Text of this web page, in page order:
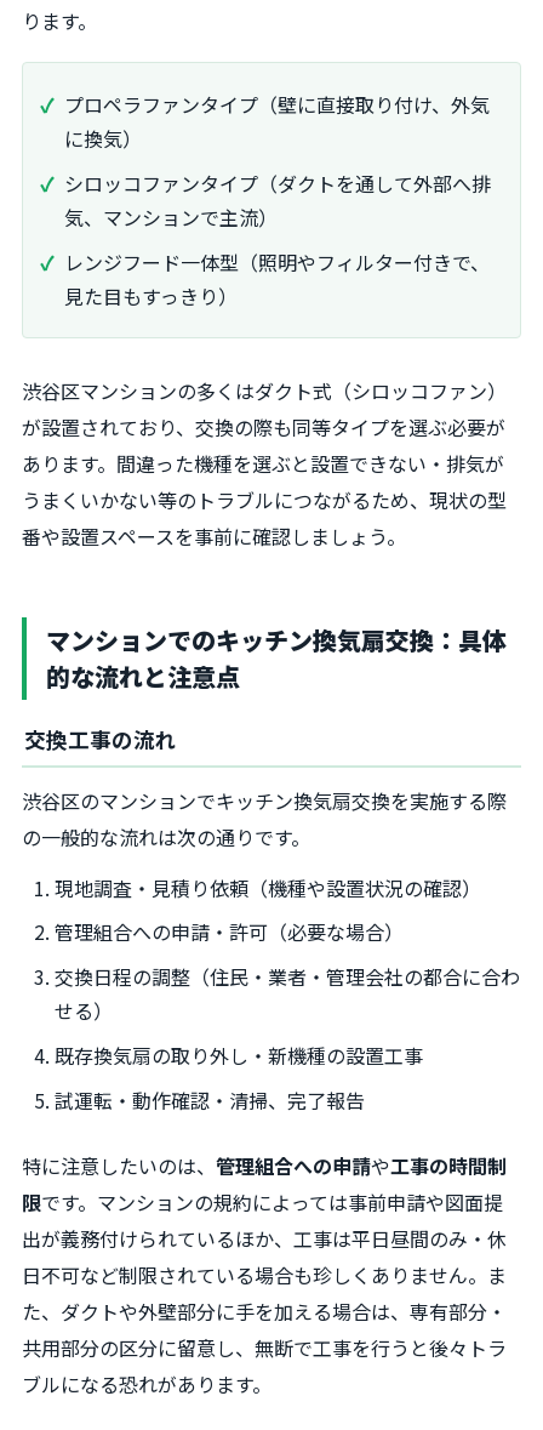
ります。
プロペラファンタイプ（壁に直接取り付け、外気
に換気）
シロッコファンタイプ（ダクトを通して外部へ排
気、マンションで主流）
レンジフード一体型（照明やフィルター付きで、
見た目もすっきり）
渋谷区マンションの多くはダクト式（シロッコファン）
が設置されており、交換の際も同等タイプを選ぶ必要が
あります。間違った機種を選ぶと設置できない・排気が
うまくいかない等のトラブルにつながるため、現状の型
番や設置スペースを事前に確認しましょう。
マンションでのキッチン換気扇交換：具体
的な流れと注意点
交換工事の流れ
渋谷区のマンションでキッチン換気扇交換を実施する際
の一般的な流れは次の通りです。
現地調査・見積り依頼（機種や設置状況の確認）
管理組合への申請・許可（必要な場合）
交換日程の調整（住民・業者・管理会社の都合に合わ
せる）
既存換気扇の取り外し・新機種の設置工事
試運転・動作確認・清掃、完了報告
特に注意したいのは、 管理組合への申請や工事の時間制
限です。マンションの規約によっては事前申請や図面提
出が義務付けられているほか、工事は平日昼間のみ・休
日不可など制限されている場合も珍しくありません。ま
た、ダクトや外壁部分に手を加える場合は、専有部分・
共用部分の区分に留意し、無断で工事を行うと後々トラ
ブルになる恐れがあります。